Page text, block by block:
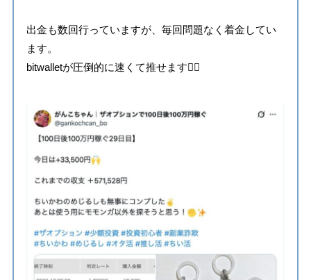
出金も数回行っていますが、毎回問題なく着金してい
ます。
bitwalletが圧倒的に速くて推せます🙂‍↕️